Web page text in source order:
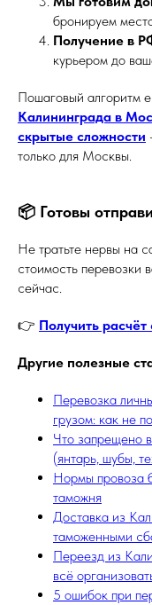
бронируем
Получение в
курьером до
Пошаговый алгоритм
Калининграда в
скрытые сложности
только для Москвы.
📦 Готовы
Не тратьте нервы на
стоимость перевозки
сейчас.
👉 Получить
Другие полезные
Перевозка
грузом: как не
Что запрещено
(янтарь, шубы,
Нормы провоза
таможня
Доставка из
таможенными
Переезд из
всё
5 ошибок при